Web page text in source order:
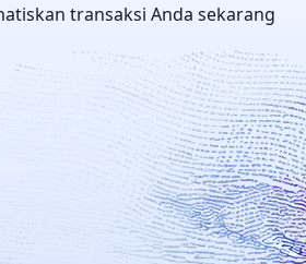
transaksi Anda sekarang